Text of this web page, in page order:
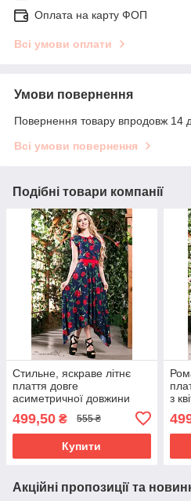
Оплата на карту ФОП
Всі умови оплати
Умови повернення
Повернення товару впродовж 14
Всі умови повернення
Подібні товари компанії
Стильне, яскраве літнє
плаття довге
асиметричної довжини
розміри
499,50 ₴ 555 ₴
Купити
з
Акційні пропозиції та